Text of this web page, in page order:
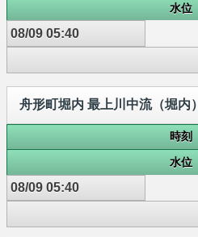
水位
08/09 05:40
舟形町堀内 最上川中流（堀内）
時刻
水位
08/09 05:40